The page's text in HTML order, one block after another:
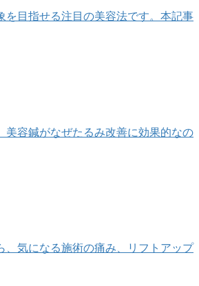
目指せる注目の美容法です。本記事
美容鍼がなぜたるみ改善に効果的なの
、気になる施術の痛み、リフトアップ